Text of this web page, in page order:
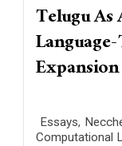
Telugu
Expansion
Essays,
Computational